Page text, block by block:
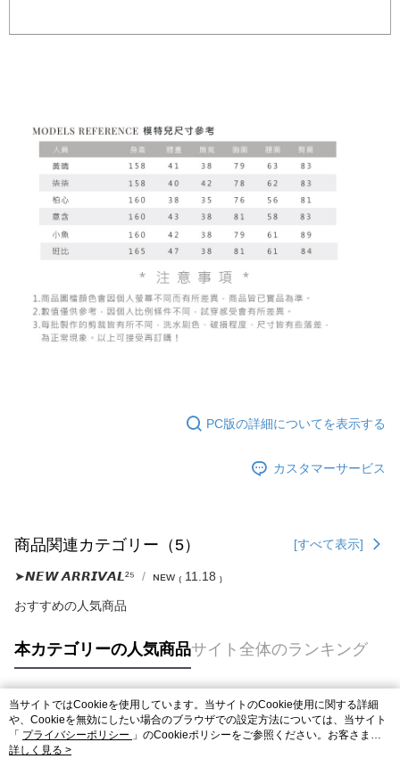
PC版の詳細についてを表示する
カスタマーサービス
商品関連カテゴリー（5） [すべて表示]
➤𝙉𝙀𝙒 𝘼𝙍𝙍𝙄𝙑𝘼𝙇²⁵ ɴᴇᴡ ₍ 11.18 ₎
おすすめの人気商品
本カテゴリーの人気商品サイト全体のランキング
人気タグ
当サイトではCookieを使用しています。当サイトのCookie使用に関する詳細
や、Cookieを無効にしたい場合のブラウザでの設定方法については、当サイト
「 プライバシーポリシー 」のCookieポリシーをご参照ください。お客さま
が、当サイトを引き続き使用される場合、当社がサイト利用規約のCookieポリ
詳しく見る >